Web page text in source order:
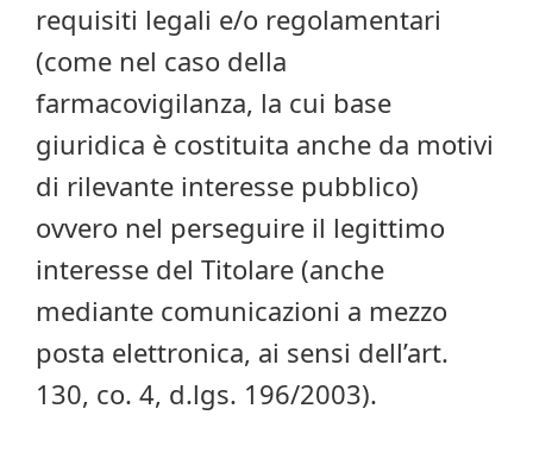
requisiti legali e/o regolamentari
(come nel caso della
farmacovigilanza, la cui base
giuridica è costituita anche da motivi
di rilevante interesse pubblico)
ovvero nel perseguire il legittimo
interesse del Titolare (anche
mediante comunicazioni a mezzo
posta elettronica, ai sensi dell’art.
130, co. 4, d.lgs. 196/2003).